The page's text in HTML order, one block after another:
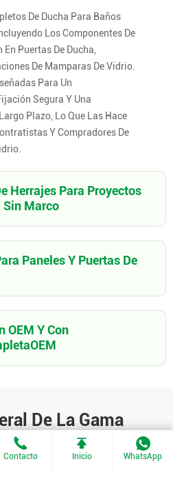
De Ducha Para Baños
Los Componentes De
Puertas De Ducha,
De Mamparas De Vidrio.
Para Un
Segura Y Una
Plazo, Lo Que Las Hace
Y Compradores De
Herrajes Para Proyectos
Sin Marco
Paneles Y Puertas De
OEM Y Con
De La Gama
Abarcan Las Configuraciones
Contacto Inicio WhatsApp